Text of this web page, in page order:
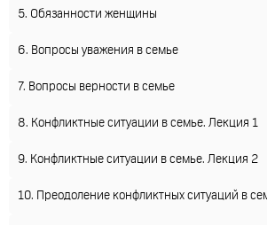
5. Обязанности женщины
6. Вопросы уважения в семье
7. Вопросы верности в семье
8. Конфликтные ситуации в семье. Лекция 1
9. Конфликтные ситуации в семье. Лекция 2
10. Преодоление конфликтных ситуаций в